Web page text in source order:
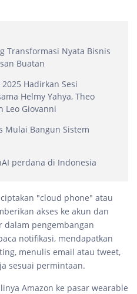
Transformasi Nyata Bisnis
Buatan
Hadirkan Sesi
Helmy Yahya, Theo
Leo Giovanni
Mulai Bangun Sistem
perdana di Indonesia
"cloud phone" atau
akses ke akun dan
dalam pengembangan
notifikasi, mendapatkan
menulis email atau tweet,
sesuai permintaan.
Amazon ke pasar wearable